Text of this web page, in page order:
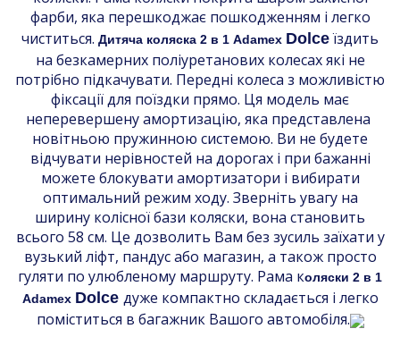
фарби, яка перешкоджає пошкодженням і легко
чиститься. Дитяча коляска 2 в 1 Adamex Dolceїздить
на безкамерних поліуретанових колесах які не
потрібно підкачувати. Передні колеса з можливістю
фіксації для поїздки прямо. Ця модель має
неперевершену амортизацію, яка представлена ​​
новітньою пружинною системою. Ви не будете
відчувати нерівностей на дорогах і при бажанні
можете блокувати амортизатори і вибирати
оптимальний режим ходу. Зверніть увагу на
ширину колісної бази коляски, вона становить
всього 58 см. Це дозволить Вам без зусиль заїхати у
вузький ліфт, пандус або магазин, а також просто
гуляти по улюбленому маршруту. Рама коляски 2 в 1
Adamex Dolce дуже компактно складається і легко
поміститься в багажник Вашого автомобіля.